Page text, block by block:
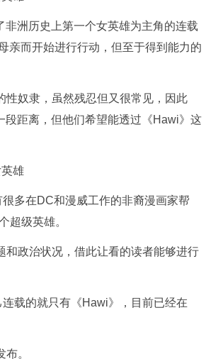
洲历史上第一个女英雄为主角的连载
亲而开始进行行动，但至于得到能力的
性奴隶，虽然残忍但又很常见，因此
段距离，但他们希望能透过《Hawi》这
多在DC和漫威工作的非裔漫画家帮
超级英雄。
和政治状况，借此让看的读者能够进行
载的就只有《Hawi》，目前已经在
。